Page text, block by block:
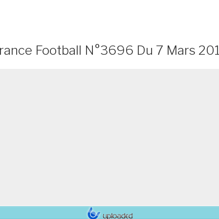
Football N°3696 Du 7 Mars